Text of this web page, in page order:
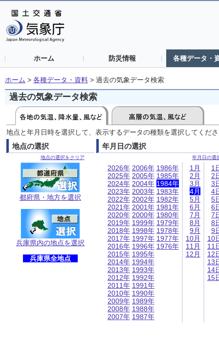
ホーム 防災情報 各種データ・
ホーム > 各種データ・資料 > 過去の気象データ検索
過去の気象データ検索
地点と年月日時を選択して、表示するデータの種類を選択してくだ
地点の選択
地点の選択をクリア
都府県・地方を選択
兵庫県内の地点を選択
兵庫県全地点
年月日の選択
年月日の選
2026年
2025年
2024年
2023年
2022年
2021年
2020年
2019年
2018年
2017年
2016年
2015年
2014年
2013年
2012年
2011年
2010年
2009年
2008年
2007年
2006年
2005年
2004年
2003年
2002年
2001年
2000年
1999年
1998年
1997年
1996年
1995年
1994年
1993年
1992年
1991年
1990年
1989年
1988年
1987年
1986年
1985年
1984年
1983年
1982年
1981年
1980年
1979年
1978年
1977年
1976年
1月
2月
3月
4月
5月
6月
7月
8月
9月
10月
11月
12月
1
2
3
4
5
6
7
8
9
10
11
12
13
14
15